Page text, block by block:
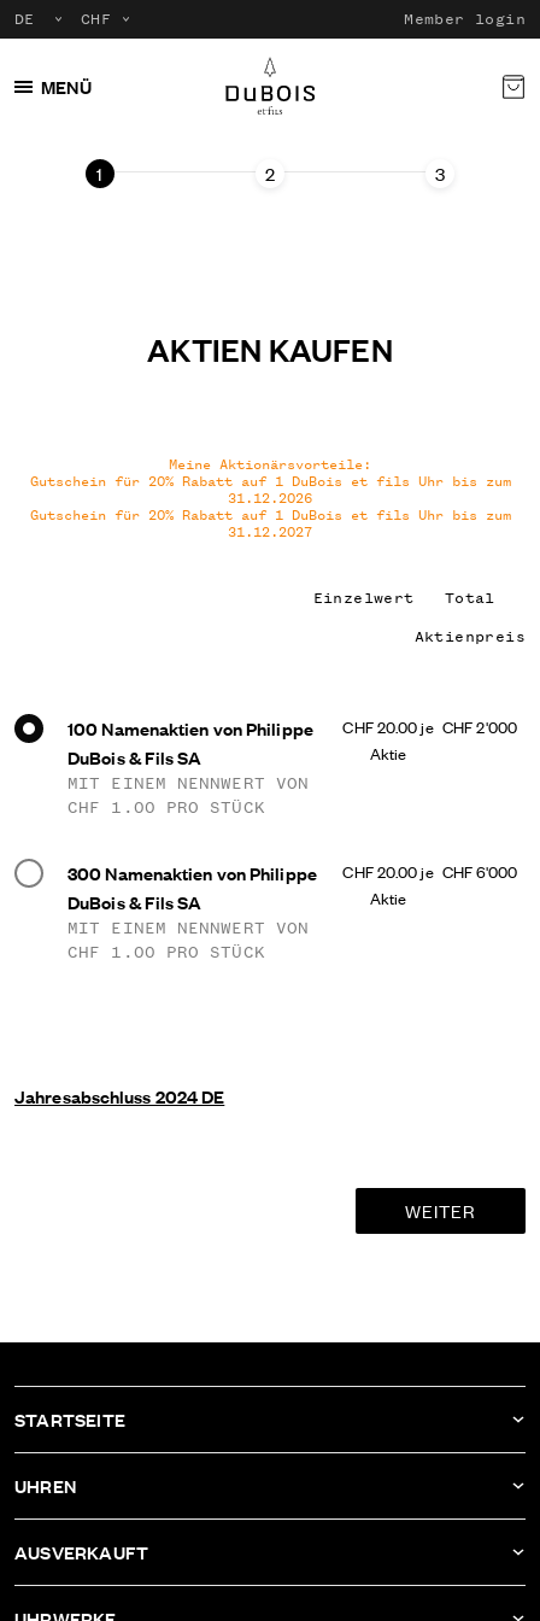
Member login
MENÜ
AKTIEN KAUFEN
Meine Aktionärsvorteile:
Gutschein für 20% Rabatt auf 1 DuBois et fils Uhr bis zum
31.12.2026
Gutschein für 20% Rabatt auf 1 DuBois et fils Uhr bis zum
31.12.2027
Einzelwert
Total
Aktienpreis
100 Namenaktien von Philippe
DuBois & Fils SA
MIT EINEM NENNWERT VON
CHF 1.00 PRO STÜCK
CHF 20.00 je
Aktie
CHF 2'000
300 Namenaktien von Philippe
DuBois & Fils SA
MIT EINEM NENNWERT VON
CHF 1.00 PRO STÜCK
CHF 20.00 je
Aktie
CHF 6'000
Jahresabschluss 2024 DE
STARTSEITE
ATELIER
UHREN
AUSVERKAUFT